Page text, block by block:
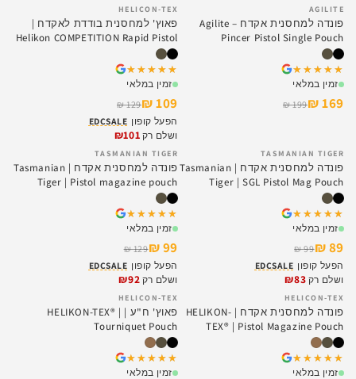
SALE
AGILITE
פונדה למחסנית אקדח – Agilite
Pincer Pistol Single Pouch
★★★★★
★★★★★
זמין במלאי
169 ₪
199 ₪
SALE
HELICON-TEX
פאוץ' למחסנית בודדת לאקדח |
Helikon COMPETITION Rapid Pistol
Pouch
★★★★★
★★★★★
זמין במלאי
109 ₪
129 ₪
הפעל קופון EDCSALE
ושלם רק ₪101
SALE
TASMANIAN TIGER
פונדה למחסנית אקדח | Tasmanian
Tiger | SGL Pistol Mag Pouch
★★★★★
★★★★★
זמין במלאי
89 ₪
99 ₪
הפעל קופון EDCSALE
ושלם רק ₪83
SALE
TASMANIAN TIGER
פונדה למחסנית אקדח | Tasmanian
Tiger | Pistol magazine pouch
★★★★★
★★★★★
זמין במלאי
99 ₪
129 ₪
הפעל קופון EDCSALE
ושלם רק ₪92
SALE
HELICON-TEX
פונדה למחסנית אקדח | HELIKON-
TEX® | Pistol Magazine Pouch
★★★★★
★★★★★
זמין במלאי
SALE
HELICON-TEX
פאוץ' ח"ע | HELIKON-TEX® |
Tourniquet Pouch
★★★★★
★★★★★
זמין במלאי